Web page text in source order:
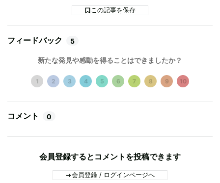
この記事を保存
フィードバック 5
新たな発見や感動を得ることはできましたか？
1 2 3 4 5 6 7 8 9 10
コメント 0
会員登録するとコメントを投稿できます
会員登録 / ログインページへ